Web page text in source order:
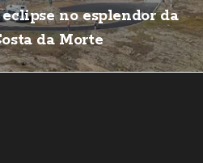
no esplendor da
da Morte